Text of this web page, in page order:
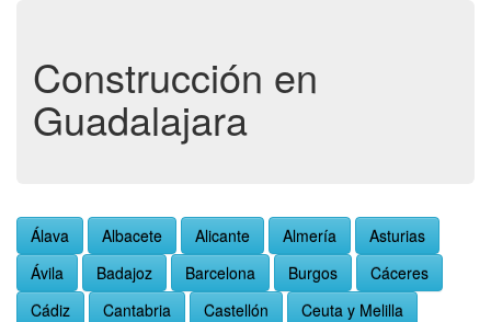
Construcción en
Guadalajara
Álava Albacete Alicante Almería
Asturias
Ávila
Badajoz Barcelona Burgos
Cáceres
Cádiz
Cantabria Castellón
Ceuta y Melilla